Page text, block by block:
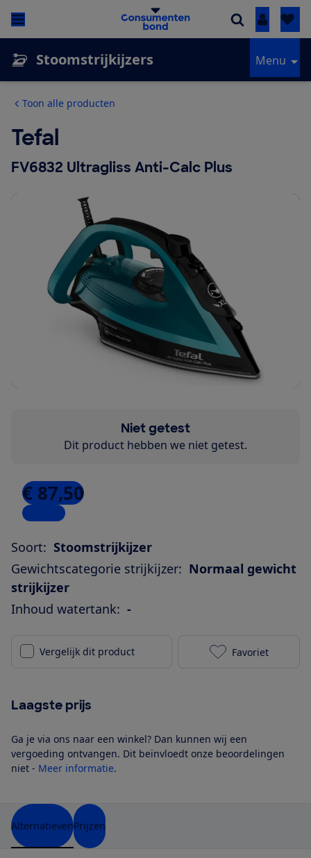
Inloggen
Stoomstrijkijzers Menu
Toon alle producten
Tefal
FV6832 Ultragliss Anti-Calc Plus
Niet getest
Dit product hebben we niet getest.
€ 87,50
1 winkel
Soort: Stoomstrijkijzer
Gewichtscategorie strijkijzer: Normaal gewicht
strijkijzer
Inhoud watertank: -
Vergelijk dit product Tefal
Favoriet
Laagste prijs
Ga je via ons naar een winkel? Dan kunnen wij een
vergoeding ontvangen. Dit beïnvloedt onze beoordelingen
niet - Meer informatie.
AlternatievenPrijzen